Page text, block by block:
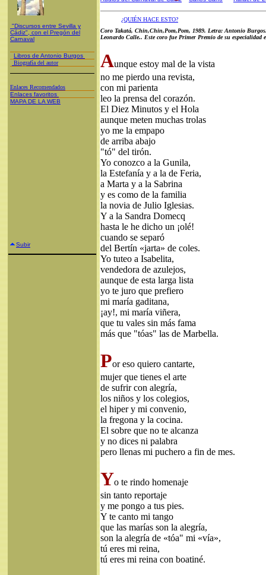
"Discursos entre Sevilla y
Cádiz", con el Pregón del
Carnaval
Libros de Antonio Burgos
Biografía del autor
Enlaces Recomendados
Enlaces favoritos
MAPA DE LA WEB
Subir
¿QUIÉN HACE ESTO?
Coro Takatá, Chin,Chin,Pom,Pom, 1989. Letra: Antonio
Leonardo Calle.. Este coro fue Primer Premio de su
Aunque estoy mal de la vista
no me pierdo una revista,
con mi parienta
leo la prensa del corazón.
El Diez Minutos y el Hola
aunque meten muchas trolas
yo me la empapo
de arriba abajo
"tó" del tirón.
Yo conozco a la Gunila,
la Estefanía y a la de Feria,
a Marta y a la Sabrina
y es como de la familia
la novia de Julio Iglesias.
Y a la Sandra Domecq
hasta le he dicho un ¡olé!
cuando se separó
del Bertín «jarta» de coles.
Yo tuteo a Isabelita,
vendedora de azulejos,
aunque de esta larga lista
yo te juro que prefiero
mi maría gaditana,
¡ay!, mi maría viñera,
que tu vales sin más fama
más que "tóas" las de Marbella.
Por eso quiero cantarte,
mujer que tienes el arte
de sufrir con alegría,
los niños y los colegios,
el hiper y mi convenio,
la fregona y la cocina.
El sobre que no te alcanza
y no dices ni palabra
pero llenas mi puchero a fin de mes.
Yo te rindo homenaje
sin tanto reportaje
y me pongo a tus pies.
Y te canto mi tango
que las marías son la alegría,
son la alegría de «tóa" mi «vía»,
tú eres mi reina,
tú eres mi reina con boatiné.